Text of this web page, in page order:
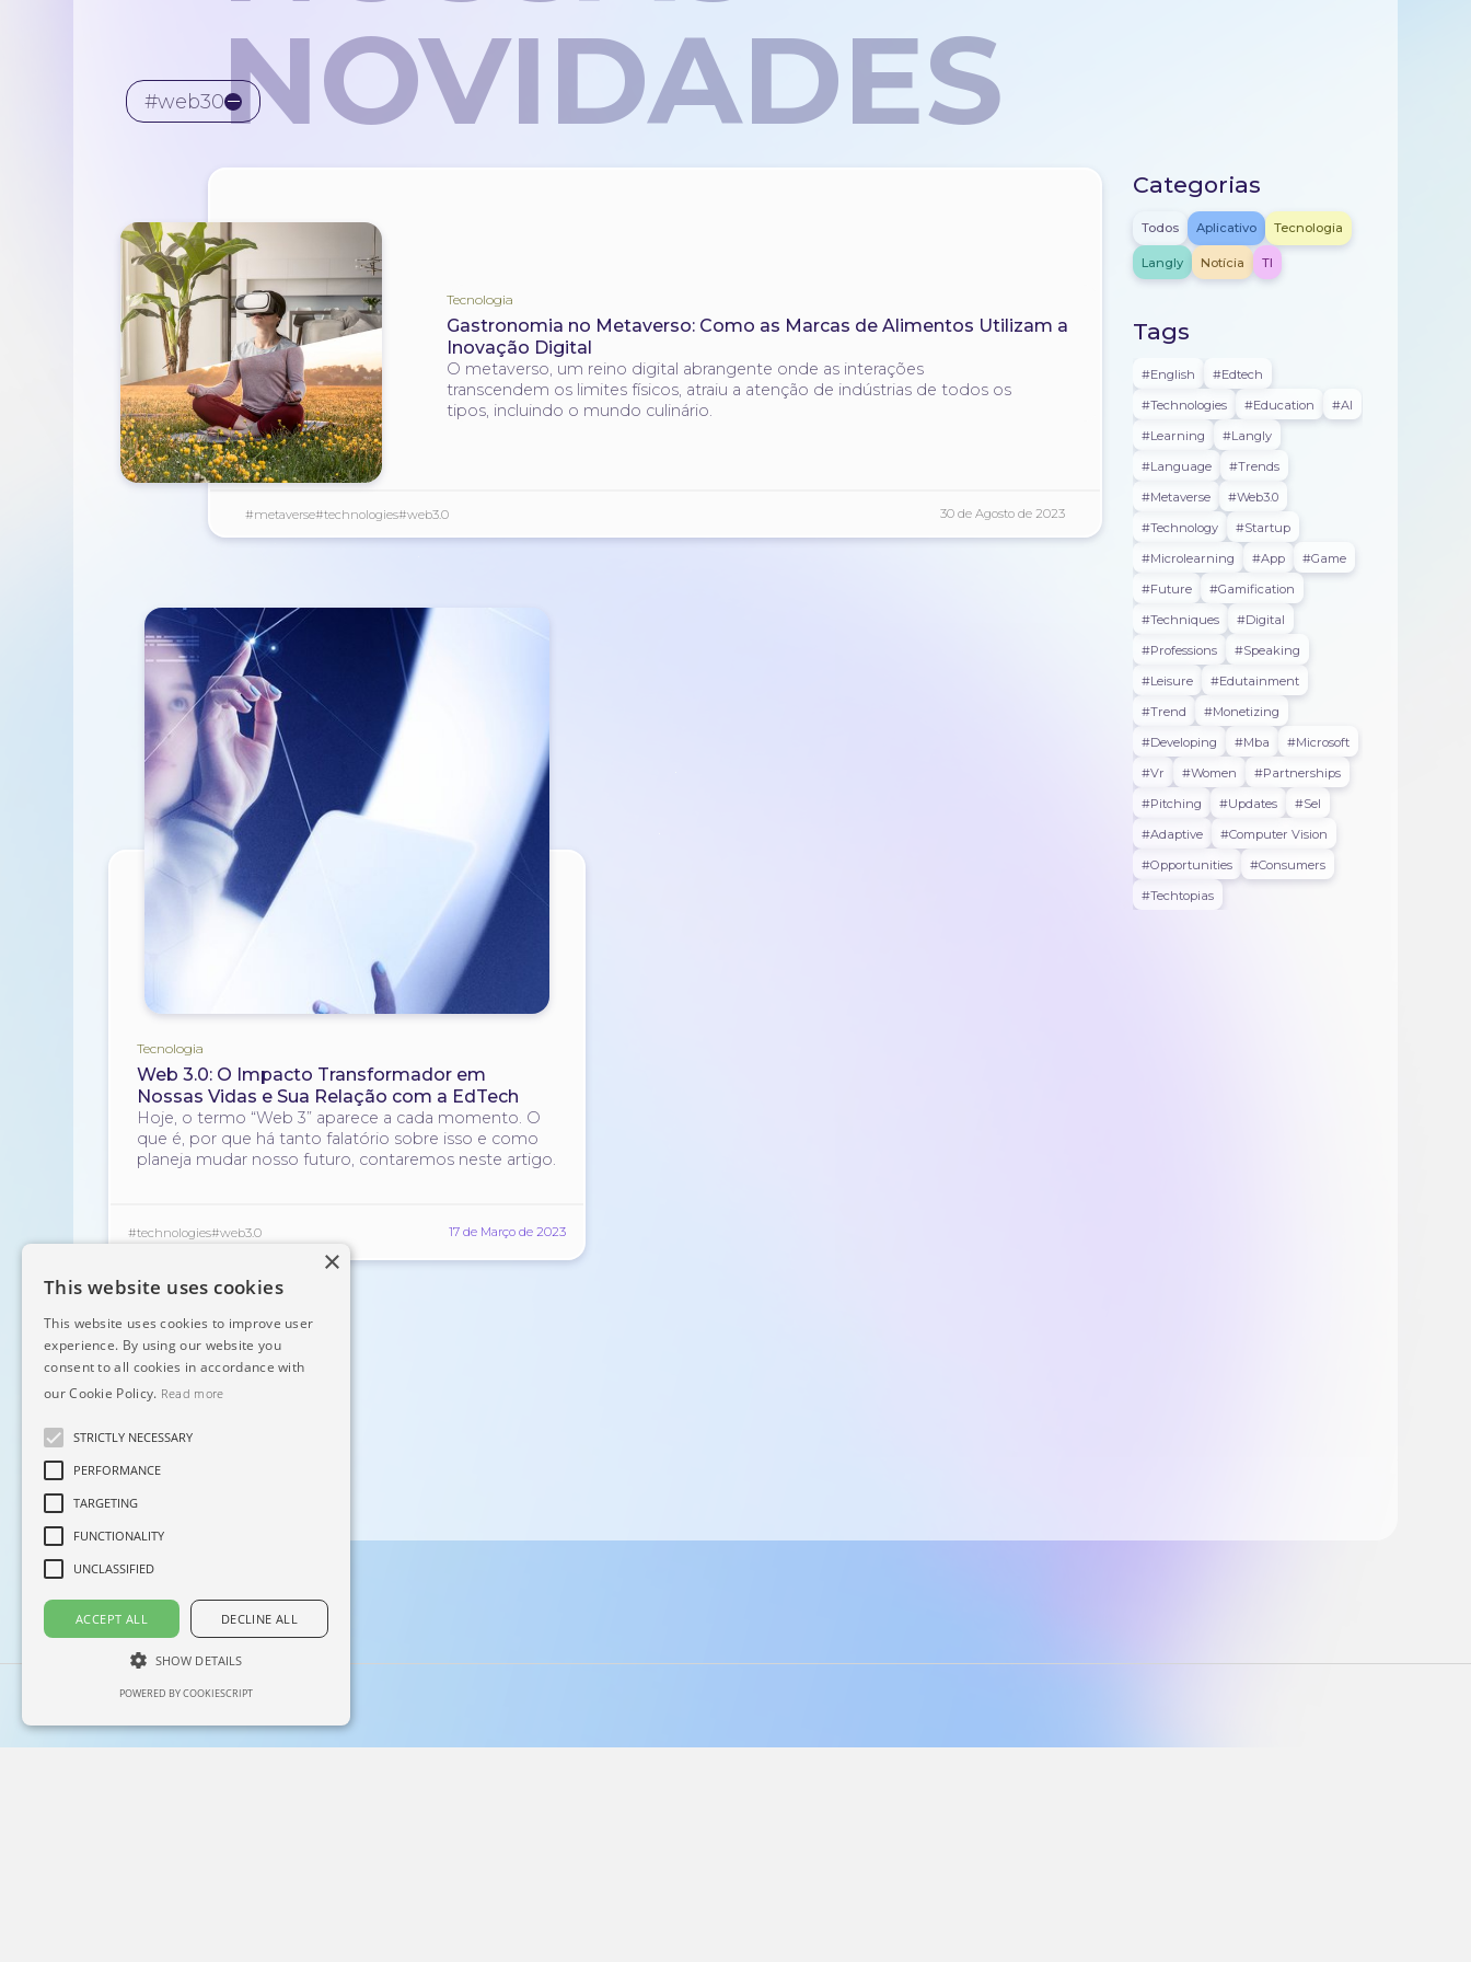
NOVIDADES
#web30
Tecnologia
Gastronomia no Metaverso: Como as Marcas de Alimentos Utilizam a
Inovação Digital
O metaverso, um reino digital abrangente onde as interações
transcendem os limites físicos, atraiu a atenção de indústrias de todos os
tipos, incluindo o mundo culinário.
#metaverse#technologies#web3.0 30 de Agosto de 2023
Tecnologia
Web 3.0: O Impacto Transformador em
Nossas Vidas e Sua Relação com a EdTech
Hoje, o termo “Web 3” aparece a cada momento. O
que é, por que há tanto falatório sobre isso e como
planeja mudar nosso futuro, contaremos neste artigo.
#technologies#web3.0 17 de Março de 2023
Categorias
Todos Aplicativo Tecnologia
Langly Notícia TI
Tags
#english
#edtech
#technologies
#education
#AI
#learning
#langly
#language
#trends
#metaverse
#web3.0
#technology
#startup
#microlearning
#app
#game
#future
#gamification
#techniques
#digital
#professions
#speaking
#leisure
#edutainment
#trend
#monetizing
#developing
#mba
#microsoft
#vr
#women
#partnerships
#pitching
#updates
#sel
#adaptive
#Computer Vision
#opportunities
#consumers
#techtopias
×
This website uses cookies
This website uses cookies to improve user
experience. By using our website you
consent to all cookies in accordance with
our Cookie Policy. Read more
STRICTLY NECESSARY
PERFORMANCE
TARGETING
FUNCTIONALITY
UNCLASSIFIED
ACCEPT ALL DECLINE ALL
SHOW DETAILS
POWERED BY COOKIESCRIPT